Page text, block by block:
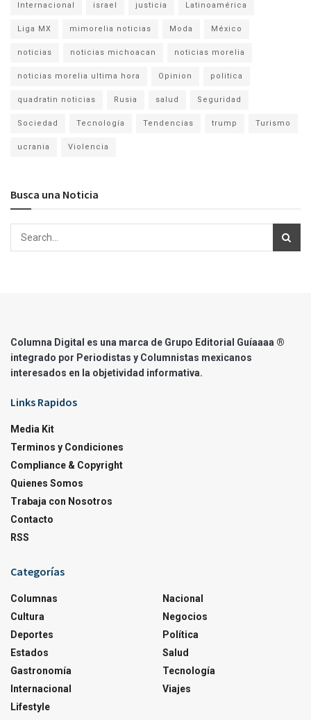
Internacional israel justicia Latinoamérica
Liga MX mimorelia noticias Moda México
noticias noticias michoacan noticias morelia
noticias morelia ultima hora Opinion politica
quadratin noticias Rusia salud Seguridad
Sociedad Tecnología Tendencias trump Turismo
ucrania Violencia
Busca una Noticia
Columna Digital es una marca de Grupo Editorial Guíaaaa ®
integrado por Periodistas y Columnistas mexicanos
interesados en la objetividad informativa.
Links Rapidos
Media Kit
Terminos y Condiciones
Compliance & Copyright
Quienes Somos
Trabaja con Nosotros
Contacto
RSS
Categorías
Columnas
Cultura
Deportes
Estados
Gastronomía
Internacional
Lifestyle
Nacional
Negocios
Política
Salud
Tecnología
Viajes